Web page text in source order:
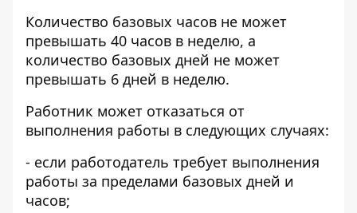
Количество базовых часов не может
превышать 40 часов в неделю, а
количество базовых дней не может
превышать 6 дней в неделю.
Работник может отказаться от
выполнения работы в следующих случаях:
- если работодатель требует выполнения
работы за пределами базовых дней и
часов;